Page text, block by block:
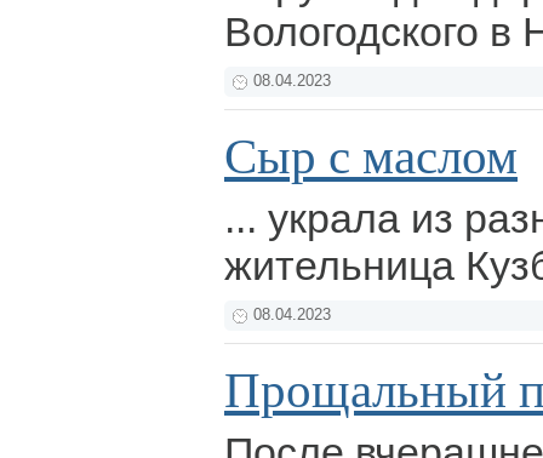
Вологодского в
08.04.2023
Сыр с маслом
... украла из
жительница
08.04.2023
Прощальный